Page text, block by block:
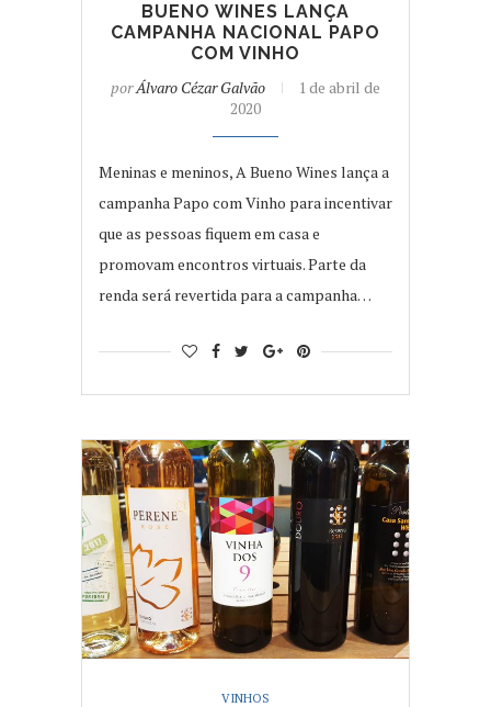
BUENO WINES LANÇA
CAMPANHA NACIONAL PAPO
COM VINHO
porÁlvaro Cézar Galvão
1 de abril de
2020
Meninas e meninos, A Bueno Wines lança a
campanha Papo com Vinho para incentivar
que as pessoas fiquem em casa e
promovam encontros virtuais. Parte da
renda será revertida para a campanha…
VINHOS